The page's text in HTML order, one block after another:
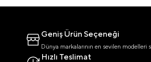
Geniş Ürün Seçeneği
Dünya markalarının en sevilen modelleri
Hızlı Teslimat